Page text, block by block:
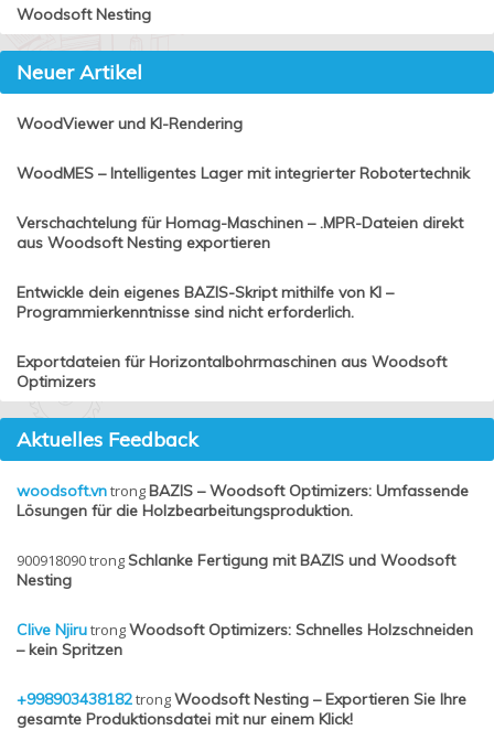
Woodsoft Nesting
Neuer Artikel
WoodViewer und KI-Rendering
WoodMES – Intelligentes Lager mit integrierter Robotertechnik
Verschachtelung für Homag-Maschinen – .MPR-Dateien direkt
aus Woodsoft Nesting exportieren
Entwickle dein eigenes BAZIS-Skript mithilfe von KI –
Programmierkenntnisse sind nicht erforderlich.
Exportdateien für Horizontalbohrmaschinen aus Woodsoft
Optimizers
Aktuelles Feedback
woodsoft.vntrongBAZIS – Woodsoft Optimizers: Umfassende
Lösungen für die Holzbearbeitungsproduktion.
900918090trongSchlanke Fertigung mit BAZIS und Woodsoft
Nesting
Clive NjirutrongWoodsoft Optimizers: Schnelles Holzschneiden
– kein Spritzen
+998903438182trongWoodsoft Nesting – Exportieren Sie Ihre
gesamte Produktionsdatei mit nur einem Klick!